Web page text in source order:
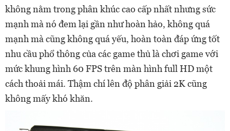
không nằm trong phân khúc cao cấp nhất nhưng sức
mạnh mà nó đem lại gần như hoàn hảo, không quá
mạnh mà cũng không quá yếu, hoàn toàn đáp ứng tốt
nhu cầu phổ thông của các game thủ là chơi game với
mức khung hình 60 FPS trên màn hình full HD một
cách thoải mái. Thậm chí lên độ phân giải 2K cũng
không mấy khó khăn.